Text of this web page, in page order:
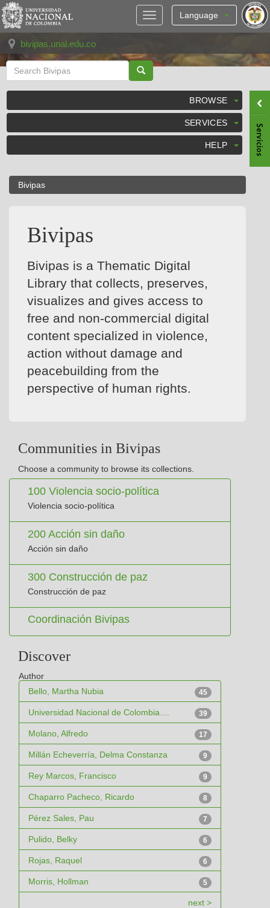
Skip
navigation
Language
bivipas.unal.edu.co
BROWSE
SERVICES
HELP
Bivipas
Bivipas
Bivipas is a Thematic Digital
Library that collects, preserves,
visualizes and gives access to
free and non-commercial digital
content specialized in violence,
action without damage and
peacebuilding from the
perspective of human rights.
Communities in Bivipas
Choose a community to browse its collections.
100 Violencia socio-política
Violencia socio-política
200 Acción sin daño
Acción sin daño
300 Construcción de paz
Construcción de paz
Coordinación Bivipas
Discover
Author
45
Bello, Martha Nubia
39
Universidad Nacional de Colombia....
17
Molano, Alfredo
9
Millán Echeverría, Delma Constanza
9
Rey Marcos, Francisco
8
Chaparro Pacheco, Ricardo
7
Pérez Sales, Pau
6
Pulido, Belky
6
Rojas, Raquel
5
Morris, Hollman
next >